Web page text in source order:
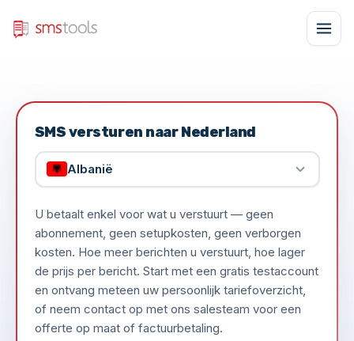
SMS versturen naar Nederland
Albanië
U betaalt enkel voor wat u verstuurt — geen
abonnement, geen setupkosten, geen verborgen
kosten. Hoe meer berichten u verstuurt, hoe lager
de prijs per bericht. Start met een gratis testaccount
en ontvang meteen uw persoonlijk tariefoverzicht,
of neem contact op met ons salesteam voor een
offerte op maat of factuurbetaling.